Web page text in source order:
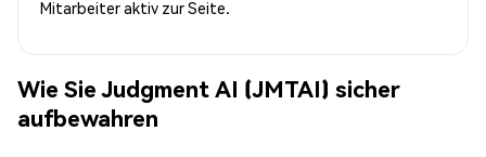
Mitarbeiter aktiv zur Seite.
Wie Sie Judgment AI (JMTAI) sicher
aufbewahren